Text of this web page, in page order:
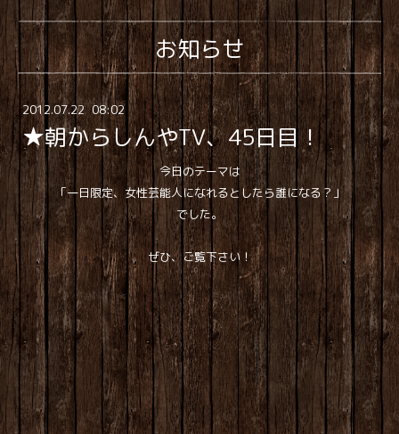
お知らせ
2012.07.22 08:02
★朝からしんやTV、45日目！
今日のテーマは
「一日限定、女性芸能人になれるとしたら誰になる？」
でした。
ぜひ、ご覧下さい！